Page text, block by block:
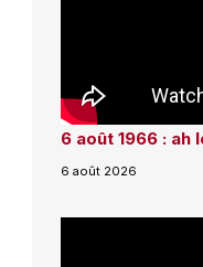
6 août 1966 : ah
6 août 2026